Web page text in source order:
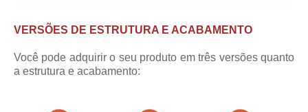
VERSÕES DE ESTRUTURA E ACABAMENTO
Você pode adquirir o seu produto em três versões quanto
a estrutura e acabamento: